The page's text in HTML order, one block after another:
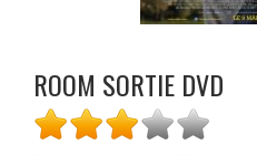
ROOM SORTIE DVD